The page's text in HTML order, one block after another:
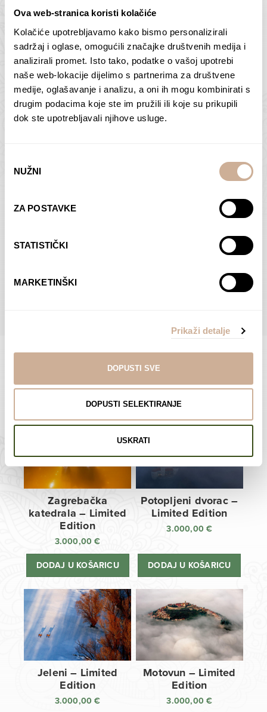
Ova web-stranica koristi kolačiće
Kolačiće upotrebljavamo kako bismo personalizirali
sadržaj i oglase, omogućili značajke društvenih medija i
analizirali promet. Isto tako, podatke o vašoj upotrebi
naše web-lokacije dijelimo s partnerima za društvene
medije, oglašavanje i analizu, a oni ih mogu kombinirati s
drugim podacima koje ste im pružili ili koje su prikupili
dok ste upotrebljavali njihove usluge.
pristanka
NUŽNI
ZA POSTAVKE
STATISTIČKI
MARKETINŠKI
Prikaži detalje
DOPUSTI SVE
DOPUSTI SELEKTIRANJE
USKRATI
Butan – ljudi 2
75,00€ – 138,00€Raspon
cijena:
od
75,00 €
138,00 €
ODABERI OPCIJE
Antarktika – krajolik
2
75,00€ – 138,00€Raspon
cijena:
od
ODABERI OPCIJE
Dolac
ODABERI OPCIJE
Moreškanti – sjena
€Raspon
od
75,00 €
do
138,00 €
ODABERI OPCIJE
POGLEDAJTE SVE PROIZVODE U OVOJ KATEGORIJI
Limited Edition Fotografije
Zagrebačka
katedrala – Limited
Edition
3.000,00€
DODAJ U KOŠARICU
Potopljeni dvorac –
Limited Edition
3.000,00€
DODAJ U KOŠARICU
Jeleni – Limited
Edition
3.000,00€
Motovun – Limited
Edition
3.000,00€